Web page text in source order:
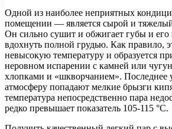
Одной из наиболее неприятных
помещении — является сырой и
Он сильно сушит и обжигает губы и
вдохнуть полной грудью. Как правило,
невысокую температуру и образуется
неровном испарении с камней или
хлопками и «шкворчанием». Последнее
атмосферу попадают мелкие брызги
температура непосредственно пара
редко превышает показатель 105-115 °C.